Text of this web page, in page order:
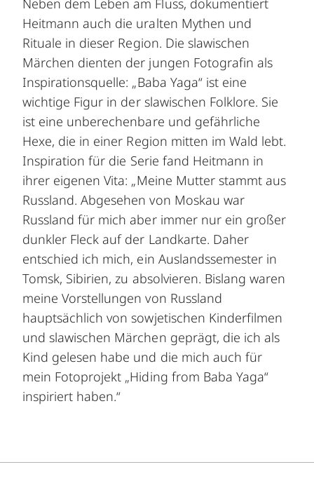
Neben dem Leben am Fluss, dokumentiert
Heitmann auch die uralten Mythen und
Rituale in dieser Region. Die slawischen
Märchen dienten der jungen Fotografin als
Inspirationsquelle: „Baba Yaga“ ist eine
wichtige Figur in der slawischen Folklore. Sie
ist eine unberechenbare und gefährliche
Hexe, die in einer Region mitten im Wald lebt.
Inspiration für die Serie fand Heitmann in
ihrer eigenen Vita: „Meine Mutter stammt aus
Russland. Abgesehen von Moskau war
Russland für mich aber immer nur ein großer
dunkler Fleck auf der Landkarte. Daher
entschied ich mich, ein Auslandssemester in
Tomsk, Sibirien, zu absolvieren. Bislang waren
meine Vorstellungen von Russland
hauptsächlich von sowjetischen Kinderfilmen
und slawischen Märchen geprägt, die ich als
Kind gelesen habe und die mich auch für
mein Fotoprojekt „Hiding from Baba Yaga“
inspiriert haben.“